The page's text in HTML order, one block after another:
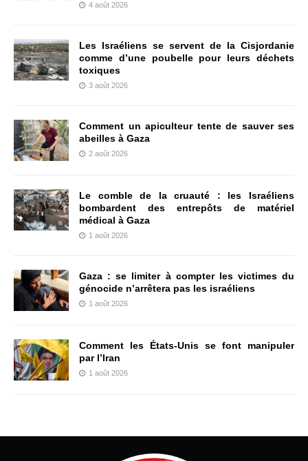
4 août 2026
Les Israéliens se servent de la Cisjordanie
comme d’une poubelle pour leurs déchets
toxiques
3 août 2026
Comment un apiculteur tente de sauver ses
abeilles à Gaza
2 août 2026
Le comble de la cruauté : les Israéliens
bombardent des entrepôts de matériel
médical à Gaza
1 août 2026
Gaza : se limiter à compter les victimes du
génocide n’arrêtera pas les israéliens
1 août 2026
Comment les États-Unis se font manipuler
par l’Iran
1 août 2026